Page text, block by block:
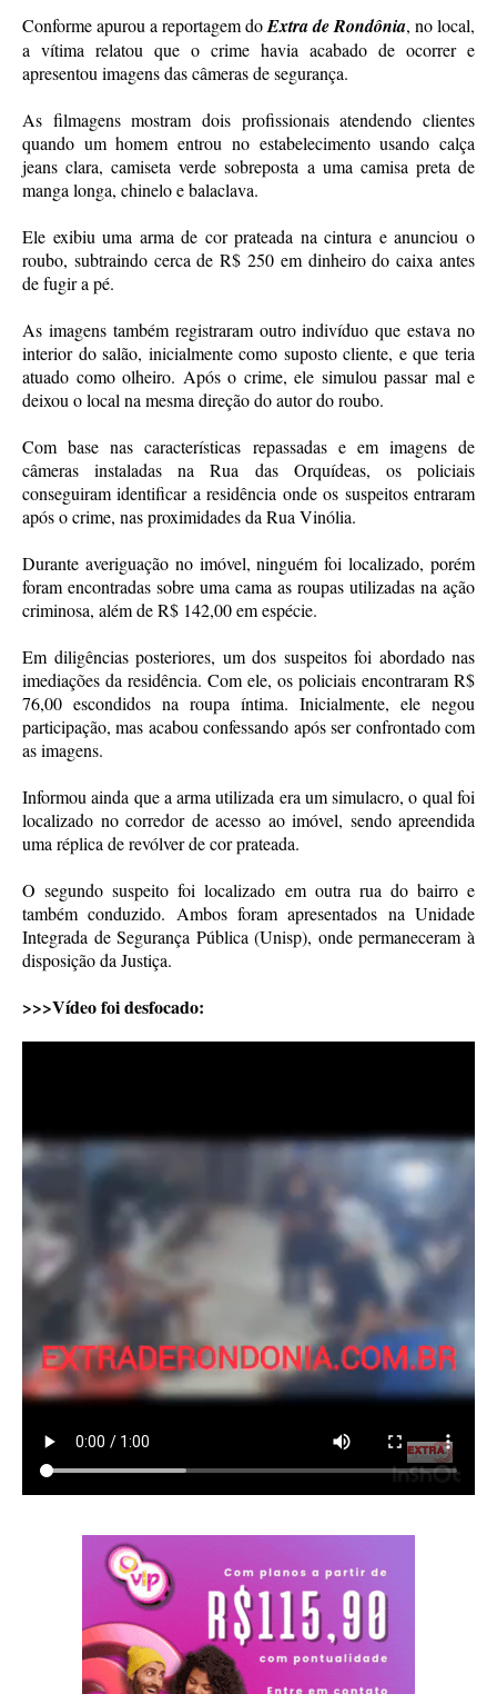
Conforme apurou a reportagem doExtra de Rondônia, no local,
a vítima relatou que o crime havia acabado de ocorrer e
apresentou imagens das câmeras de segurança.
As filmagens mostram dois profissionais atendendo clientes
quando um homem entrou no estabelecimento usando calça
jeans clara, camiseta verde sobreposta a uma camisa preta de
manga longa, chinelo e balaclava.
Ele exibiu uma arma de cor prateada na cintura e anunciou o
roubo, subtraindo cerca de R$ 250 em dinheiro do caixa antes
de fugir a pé.
As imagens também registraram outro indivíduo que estava no
interior do salão, inicialmente como suposto cliente, e que teria
atuado como olheiro. Após o crime, ele simulou passar mal e
deixou o local na mesma direção do autor do roubo.
Com base nas características repassadas e em imagens de
câmeras instaladas na Rua das Orquídeas, os policiais
conseguiram identificar a residência onde os suspeitos entraram
após o crime, nas proximidades da Rua Vinólia.
Durante averiguação no imóvel, ninguém foi localizado, porém
foram encontradas sobre uma cama as roupas utilizadas na ação
criminosa, além de R$ 142,00 em espécie.
Em diligências posteriores, um dos suspeitos foi abordado nas
imediações da residência. Com ele, os policiais encontraram R$
76,00 escondidos na roupa íntima. Inicialmente, ele negou
participação, mas acabou confessando após ser confrontado com
as imagens.
Informou ainda que a arma utilizada era um simulacro, o qual foi
localizado no corredor de acesso ao imóvel, sendo apreendida
uma réplica de revólver de cor prateada.
O segundo suspeito foi localizado em outra rua do bairro e
também conduzido. Ambos foram apresentados na Unidade
Integrada de Segurança Pública (Unisp), onde permaneceram à
disposição da Justiça.
>>>Vídeo foi desfocado: